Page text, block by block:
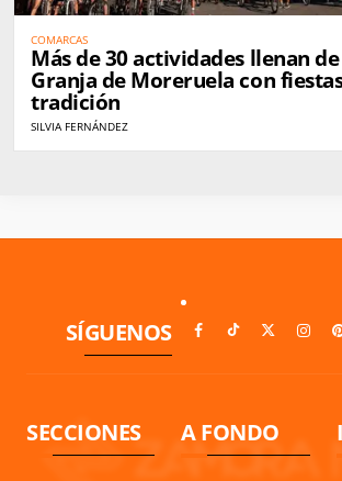
COMARCAS
Más de 30 actividades llenan
Granja de Moreruela con
tradición
SILVIA FERNÁNDEZ
SÍGUENOS
SECCIONES A FONDO